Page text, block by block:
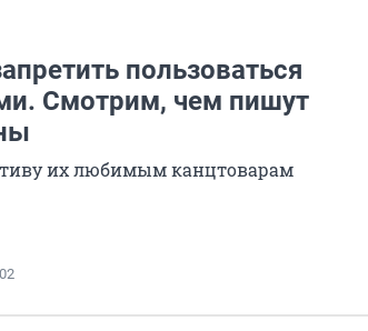
пользоваться
Смотрим, чем пишут
их любимым канцтоварам